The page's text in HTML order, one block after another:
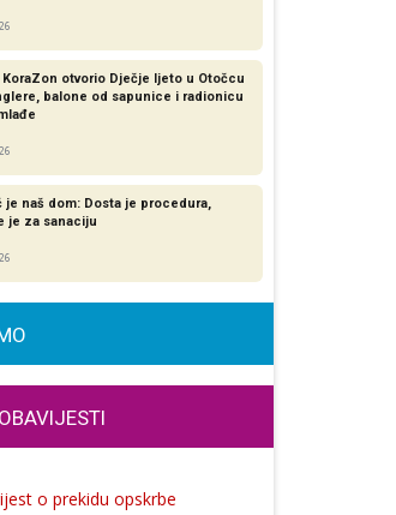
KoraZon otvorio Dječje ljeto u Otočcu
balone od sapunice i radionicu
je naš dom: Dosta je procedura,
je za sanaciju
o prekidu opskrbe